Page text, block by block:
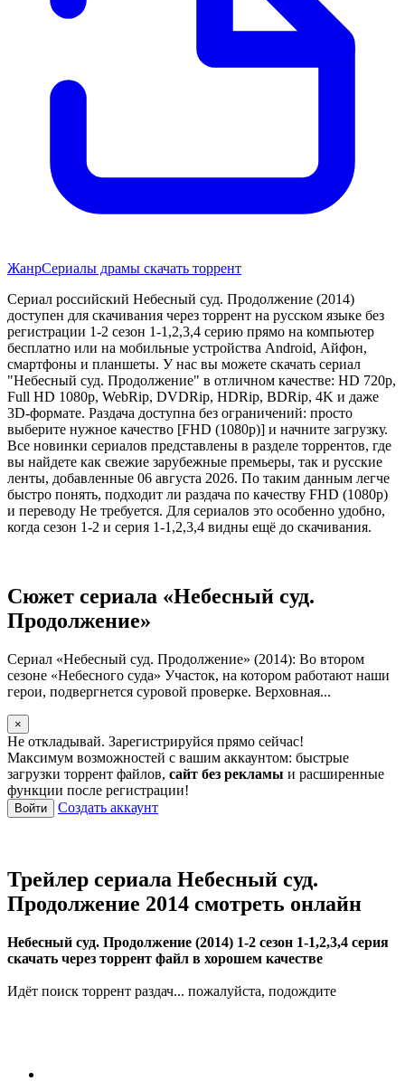
ЖанрСериалы драмы скачать торрент
Сериал российский Небесный суд. Продолжение (2014)
доступен для скачивания через торрент на русском языке без
регистрации 1-2 сезон 1-1,2,3,4 серию прямо на компьютер
бесплатно или на мобильные устройства Android, Айфон,
смартфоны и планшеты. У нас вы можете скачать сериал
"Небесный суд. Продолжение" в отличном качестве: HD 720p,
Full HD 1080p, WebRip, DVDRip, HDRip, BDRip, 4K и даже
3D-формате. Раздача доступна без ограничений: просто
выберите нужное качество [FHD (1080p)] и начните загрузку.
Все новинки сериалов представлены в разделе торрентов, где
вы найдете как свежие зарубежные премьеры, так и русские
ленты, добавленные 06 августа 2026. По таким данным легче
быстро понять, подходит ли раздача по качеству FHD (1080p)
и переводу Не требуется. Для сериалов это особенно удобно,
когда сезон 1-2 и серия 1-1,2,3,4 видны ещё до скачивания.
Сюжет сериала «Небесный суд.
Продолжение»
Сериал «Небесный суд. Продолжение» (2014): Во втором
сезоне «Небесного суда» Участок, на котором работают наши
герои, подвергнется суровой проверке. Верховная...
×
Не откладывай. Зарегистрируйся прямо сейчас!
Максимум возможностей с вашим аккаунтом: быстрые
загрузки торрент файлов, сайт без рекламы и расширенные
функции после регистрации!
Войти Создать аккаунт
Трейлер сериала Небесный суд.
Продолжение 2014 смотреть онлайн
Небесный суд. Продолжение (2014) 1-2 сезон 1-1,2,3,4 серия
скачать через торрент файл в хорошем качестве
Идёт поиск торрент раздач... пожалуйста, подождите